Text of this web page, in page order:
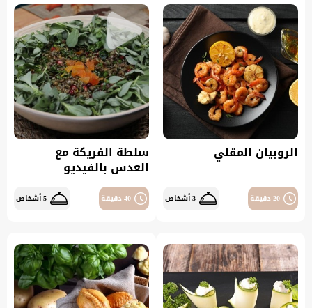
الروبيان المقلي
20 دقيقة 3 أشخاص
سلطة الفريكة مع
العدس بالفيديو
40 دقيقة 5 أشخاص